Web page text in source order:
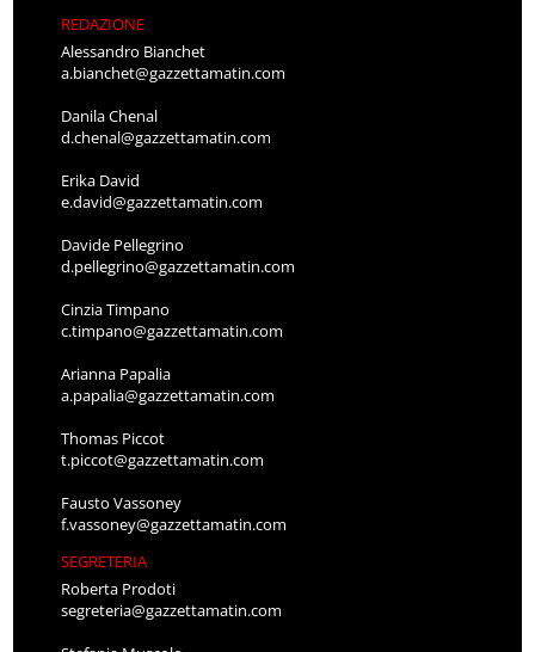
REDAZIONE
Alessandro Bianchet
a.bianchet@gazzettamatin.com
Danila Chenal
d.chenal@gazzettamatin.com
Erika David
e.david@gazzettamatin.com
Davide Pellegrino
d.pellegrino@gazzettamatin.com
Cinzia Timpano
c.timpano@gazzettamatin.com
Arianna Papalia
a.papalia@gazzettamatin.com
Thomas Piccot
t.piccot@gazzettamatin.com
Fausto Vassoney
f.vassoney@gazzettamatin.com
SEGRETERIA
Roberta Prodoti
segreteria@gazzettamatin.com